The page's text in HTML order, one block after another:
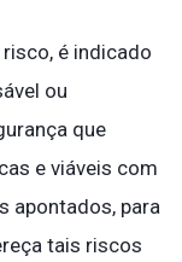
é indicado
ou
que
e viáveis com
apontados, para
tais riscos